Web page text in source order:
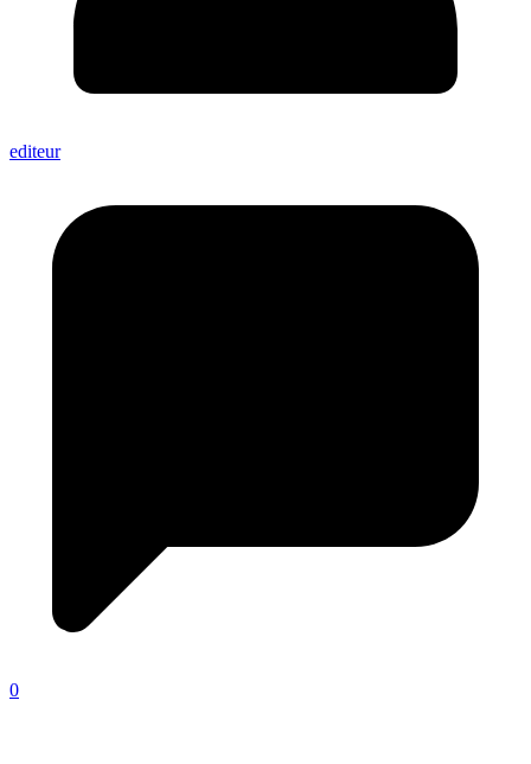
editeur
0